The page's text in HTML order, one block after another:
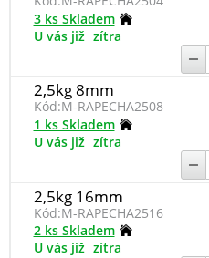
3 ks Skladem
U vás již zítra
2,5kg 8mm
Kód:M-RAPECHA2508
1 ks Skladem
U vás již zítra
2,5kg 16mm
Kód:M-RAPECHA2516
2 ks Skladem
U vás již zítra